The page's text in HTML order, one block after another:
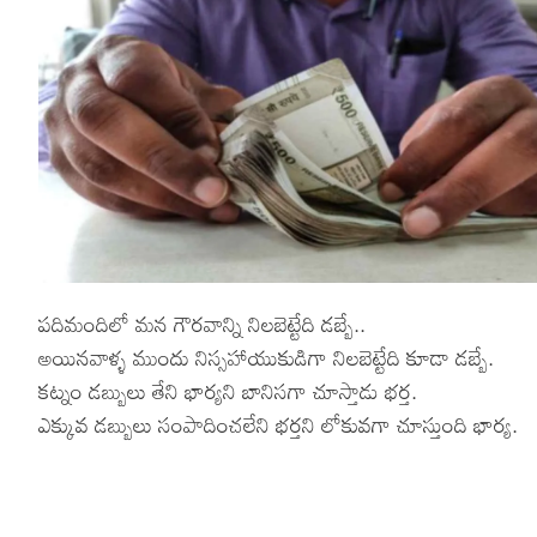
Hinduism
Lyrics in
Lyrics in
Tamil
Lyrics in
Lyrics in
Kannada
Lyrics in
పదిమందిలో మన గౌరవాన్ని నిలబెట్టేది డబ్బే..
అయినవాళ్ళ ముందు నిస్సహాయుకుడిగా నిలబెట్టేది కూడా డబ్బే.
కట్నం డబ్బులు తేని భార్యని బానిసగా చూస్తాడు భర్త.
ఎక్కువ డబ్బులు సంపాదించలేని భర్తని లోకువగా చూస్తుంది భార్య.